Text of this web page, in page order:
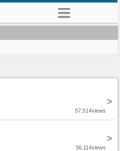
>
57,514views
>
36,114views